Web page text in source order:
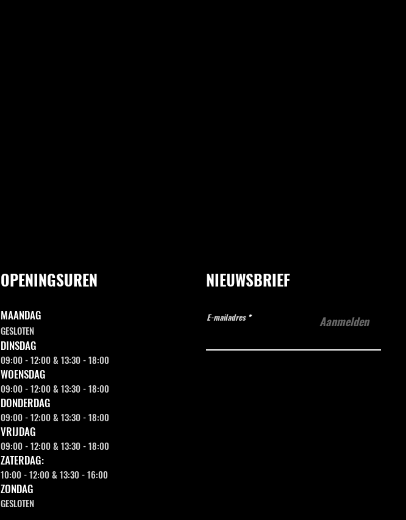
OPENINGSUREN NIEUWSBRIEF
E-mailadres Aanmelden
MAANDAG
GESLOTEN
DINSDAG
09:00 - 12:00 & 13:30 - 18:00
WOENSDAG
09:00 - 12:00 & 13:30 - 18:00
DONDERDAG
09:00 - 12:00 & 13:30 - 18:00
VRIJDAG
09:00 - 12:00 & 13:30 - 18:00
ZATERDAG:
10:00 - 12:00 & 13:30 - 16:00
ZONDAG
GESLOTEN